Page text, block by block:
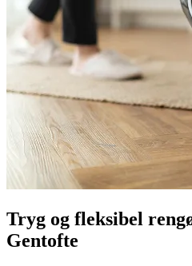
Tryg og fleksibel
Gentofte